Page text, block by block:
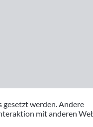
werden. Andere
mit anderen